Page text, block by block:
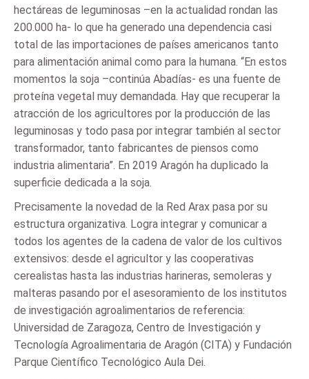
hectáreas de leguminosas –en la actualidad rondan las
200.000 ha- lo que ha generado una dependencia casi
total de las importaciones de países americanos tanto
para alimentación animal como para la humana. “En estos
momentos la soja –continúa Abadías- es una fuente de
proteína vegetal muy demandada. Hay que recuperar la
atracción de los agricultores por la producción de las
leguminosas y todo pasa por integrar también al sector
transformador, tanto fabricantes de piensos como
industria alimentaria”. En 2019 Aragón ha duplicado la
superficie dedicada a la soja.
Precisamente la novedad de la Red Arax pasa por su
estructura organizativa. Logra integrar y comunicar a
todos los agentes de la cadena de valor de los cultivos
extensivos: desde el agricultor y las cooperativas
cerealistas hasta las industrias harineras, semoleras y
malteras pasando por el asesoramiento de los institutos
de investigación agroalimentarios de referencia:
Universidad de Zaragoza, Centro de Investigación y
Tecnología Agroalimentaria de Aragón (CITA) y Fundación
Parque Científico Tecnológico Aula Dei.